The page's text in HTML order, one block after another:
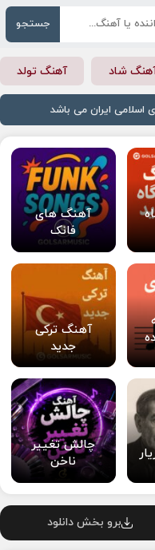
جستجو
شاد آهنگ تولد
ایران می باشد
آهنگ های
فانک
آهنگ ترکی
جدید
چالش تغییر
ناخن
برو بخش دانلود